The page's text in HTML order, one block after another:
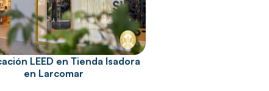
LEED en Tienda Isadora
en Larcomar